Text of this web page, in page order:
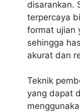
disarankan.
terpercaya
format ujian
sehingga
akurat dan
Teknik
yang dapat